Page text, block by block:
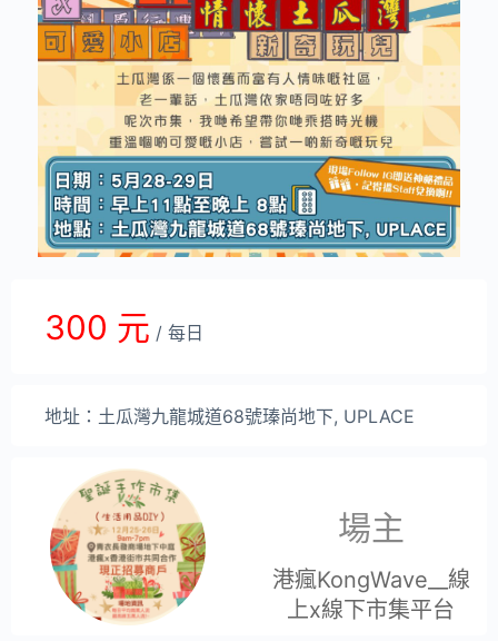
300 元 / 每日
地址：土瓜灣九龍城道68號瑧尚地下, UPLACE
場主
港瘋KongWave__線
上x線下市集平台